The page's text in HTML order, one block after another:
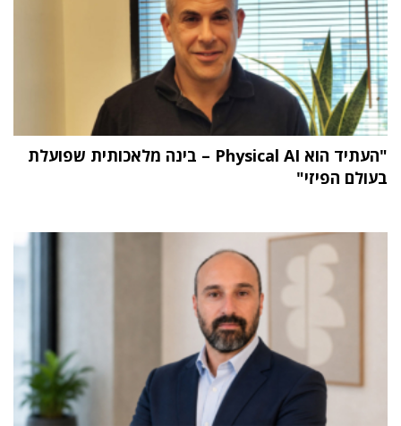
"העתיד הוא Physical AI – בינה מלאכותית שפועלת
בעולם הפיזי"